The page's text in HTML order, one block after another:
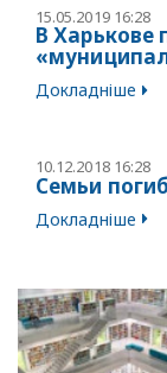
15.05.2019 16:28
В Харькове
Докладніше
10.12.2018 16:28
Семьи
Докладніше